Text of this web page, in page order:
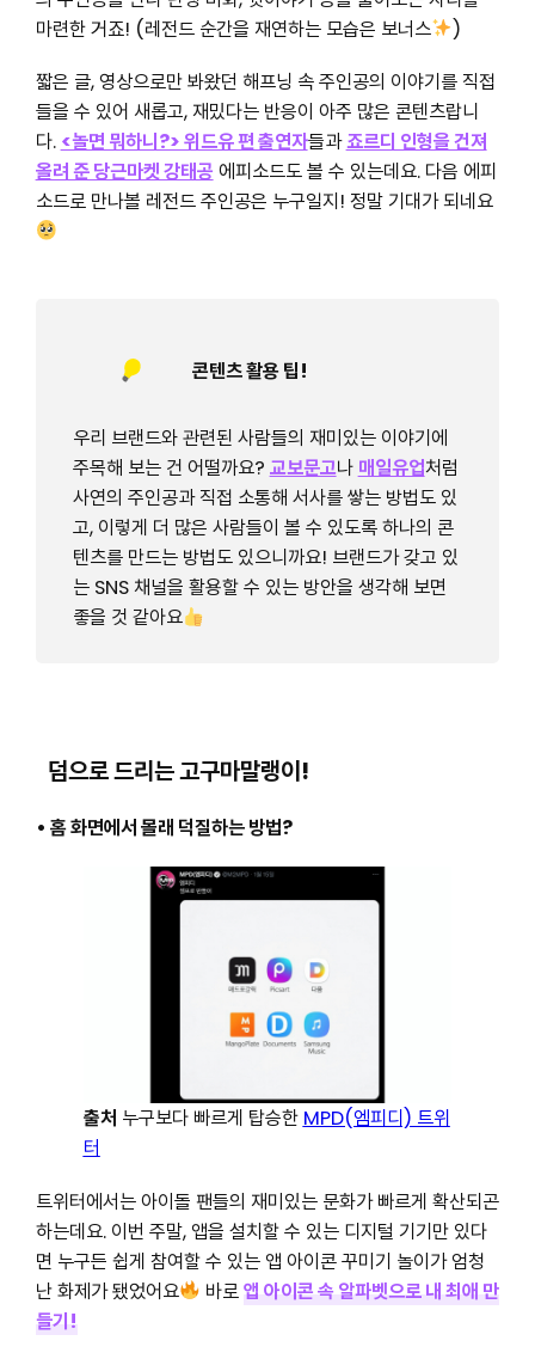
마련한 거죠! (레전드 순간을 재연하는 모습은 보너스
)
짧은 글, 영상으로만 봐왔던 해프닝 속 주인공의 이야기를 직접
들을 수 있어 새롭고, 재밌다는 반응이 아주 많은 콘텐츠랍니
다. <놀면 뭐하니?> 위드유 편 출연자들과죠르디 인형을 건져
올려 준 당근마켓 강태공 에피소드도 볼 수 있는데요. 다음 에피
소드로 만나볼 레전드 주인공은 누구일지! 정말 기대가 되네요
콘텐츠 활용 팁!
우리 브랜드와 관련된 사람들의 재미있는 이야기에
주목해 보는 건 어떨까요? 교보문고나 매일유업처럼
사연의 주인공과 직접 소통해 서사를 쌓는 방법도 있
고, 이렇게 더 많은 사람들이 볼 수 있도록 하나의 콘
텐츠를 만드는 방법도 있으니까요! 브랜드가 갖고 있
는 SNS 채널을 활용할 수 있는 방안을 생각해 보면
좋을 것 같아요
덤으로 드리는 고구마말랭이!
• 홈 화면에서 몰래 덕질하는 방법?
출처 누구보다 빠르게 탑승한 MPD(엠피디) 트위
터
트위터에서는 아이돌 팬들의 재미있는 문화가 빠르게 확산되곤
하는데요. 이번 주말, 앱을 설치할 수 있는 디지털 기기만 있다
면 누구든 쉽게 참여할 수 있는 앱 아이콘 꾸미기 놀이가 엄청
난 화제가 됐었어요
바로앱 아이콘 속 알파벳으로 내 최애 만
들기!